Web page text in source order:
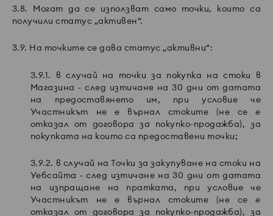
3.8. Могат да се използват само точки, които са
получили статус „активен“.
3.9. На точките се дава статус „активни“:
3.9.1. в случай на точки за покупка на стоки в
Магазина - след изтичане на 30 дни от датата
на предоставянето им, при условие че
Участникът не е върнал стоките (не се е
отказал от договора за покупко-продажба), за
покупката на които са предоставени точки;
3.9.2. в случай на Точки за закупуване на стоки на
Уебсайта - след изтичане на 30 дни от датата
на изпращане на пратката, при условие че
Участникът не е върнал стоките (не се е
отказал от договора за покупко-продажба), за